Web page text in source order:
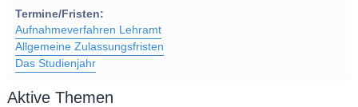
Termine/Fristen:
Aufnahmeverfahren Lehramt
Allgemeine Zulassungsfristen
Das Studienjahr
Aktive Themen